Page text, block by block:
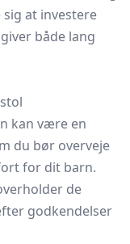
at investere
både lang
kan være en
du bør overveje
for dit barn.
de
godkendelser